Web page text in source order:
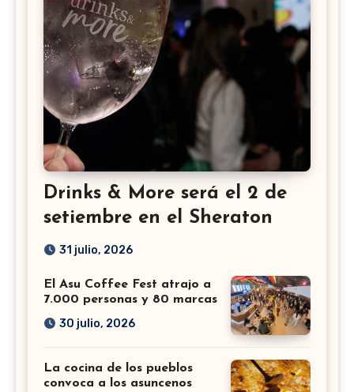
Drinks & More será el 2 de
setiembre en el Sheraton
31 julio, 2026
El Asu Coffee Fest atrajo a
7.000 personas y 80 marcas
30 julio, 2026
La cocina de los pueblos
convoca a los asuncenos